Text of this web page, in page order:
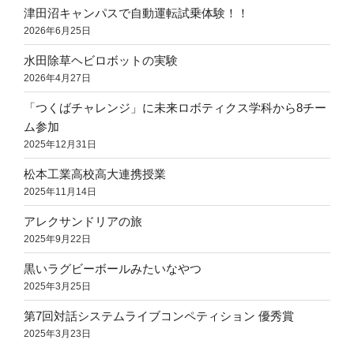
津田沼キャンパスで自動運転試乗体験！！
2026年6月25日
水田除草ヘビロボットの実験
2026年4月27日
「つくばチャレンジ」に未来ロボティクス学科から8チー
ム参加
2025年12月31日
松本工業高校高大連携授業
2025年11月14日
アレクサンドリアの旅
2025年9月22日
黒いラグビーボールみたいなやつ
2025年3月25日
第7回対話システムライブコンペティション 優秀賞
2025年3月23日